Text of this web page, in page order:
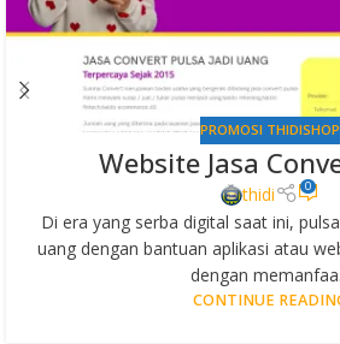
PROMOSI THIDISHOP
Website Jasa
thidi 0
Di era yang serba digital saat ini,
uang dengan bantuan aplikasi atau
dengan
CONTINUE